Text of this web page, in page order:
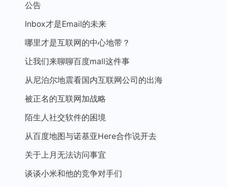
公告
Inbox才是Email的未来
哪里才是互联网的中心地带？
让我们来聊聊百度mall这件事
从尼泊尔地震看国内互联网公司的出海
被正名的互联网加战略
陌生人社交软件的困境
从百度地图与诺基亚Here合作说开去
关于上月无法访问事宜
谈谈小米和他的竞争对手们